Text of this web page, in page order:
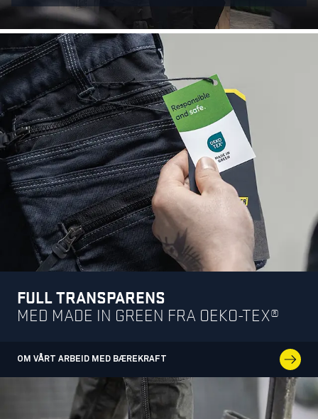
FULL TRANSPARENS
MED MADE IN GREEN FRA OEKO-TEX®
OM VÅRT ARBEID MED BÆREKRAFT